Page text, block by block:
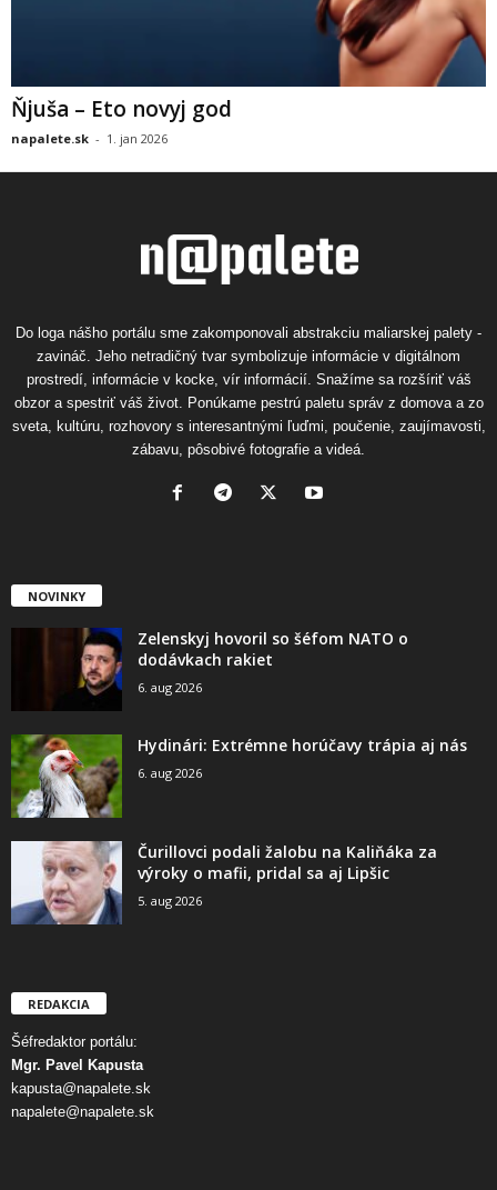
Ňjuša – Eto novyj god
napalete.sk - 1. jan 2026
Do loga nášho portálu sme zakomponovali abstrakciu maliarskej palety -
zavináč. Jeho netradičný tvar symbolizuje informácie v digitálnom
prostredí, informácie v kocke, vír informácií. Snažíme sa rozšíriť váš
obzor a spestriť váš život. Ponúkame pestrú paletu správ z domova a zo
sveta, kultúru, rozhovory s interesantnými ľuďmi, poučenie, zaujímavosti,
zábavu, pôsobivé fotografie a videá.
NOVINKY
Zelenskyj hovoril so šéfom NATO o
dodávkach rakiet
6. aug 2026
Hydinári: Extrémne horúčavy trápia aj nás
6. aug 2026
Čurillovci podali žalobu na Kaliňáka za
výroky o mafii, pridal sa aj Lipšic
5. aug 2026
REDAKCIA
Šéfredaktor portálu:
Mgr. Pavel Kapusta
kapusta@napalete.sk
napalete@napalete.sk